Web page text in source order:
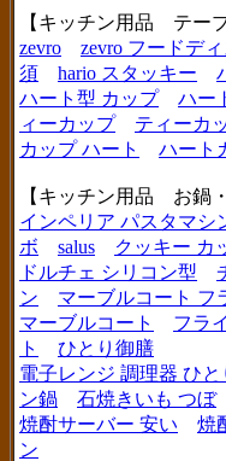
【キッチン用品 テー
zevro
zevro フードデ
須
hario スタッキー
ハート型 カップ
ハー
ィーカップ
ティーカ
カップ ハート
ハート
【キッチン用品 お鍋
インペリア パスタマシ
ボ
salus
クッキー カ
ドルチェ シリコン型
ン
マーブルコート フ
マーブルコート
フラ
ト
ひとり御膳
電子レンジ 調理器 ひ
ン鍋
石焼きいも つぼ
焼酎サーバー 安い
焼
ン